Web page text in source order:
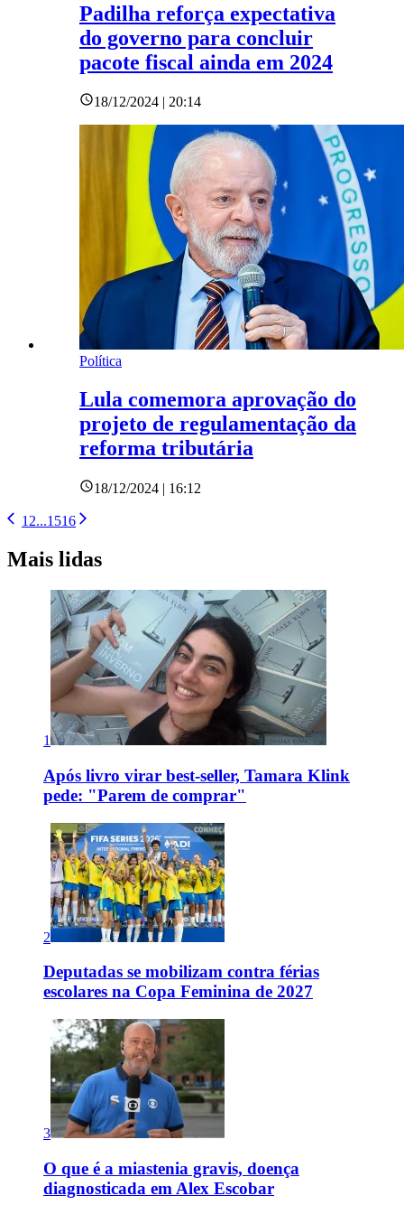
Padilha reforça expectativa
do governo para concluir
pacote fiscal ainda em 2024
18/12/2024 | 20:14
Política
Lula comemora aprovação do
projeto de regulamentação da
reforma tributária
18/12/2024 | 16:12
1 2...1516
Mais lidas
1
Após livro virar best-seller, Tamara Klink
pede: "Parem de comprar"
2
Deputadas se mobilizam contra férias
escolares na Copa Feminina de 2027
3
O que é a miastenia gravis, doença
diagnosticada em Alex Escobar